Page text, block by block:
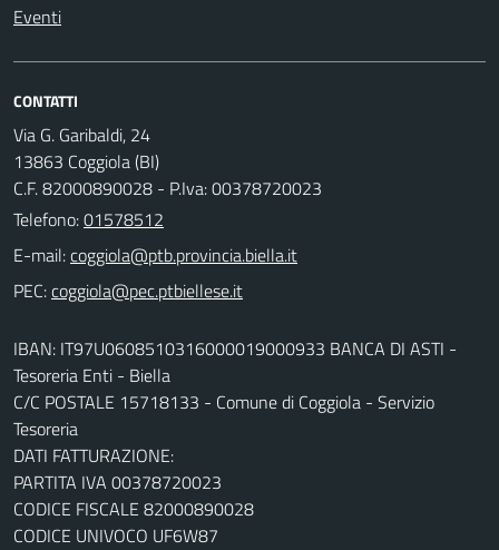
Eventi
CONTATTI
Via G. Garibaldi, 24
13863 Coggiola (BI)
C.F. 82000890028 - P.Iva: 00378720023
Telefono:01578512
E-mail:
PEC:
IBAN: IT97U0608510316000019000933 BANCA DI ASTI -
Tesoreria Enti - Biella
C/C POSTALE 15718133 - Comune di Coggiola - Servizio
Tesoreria
DATI FATTURAZIONE:
PARTITA IVA 00378720023
CODICE FISCALE 82000890028
CODICE UNIVOCO UF6W87